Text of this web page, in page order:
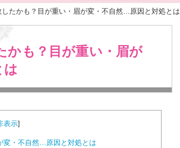
したかも？目が重い・眉が変・不自然…原因と対処とは
かも？目が重い・眉が
は
表示]
変・不自然…原因と対処とは